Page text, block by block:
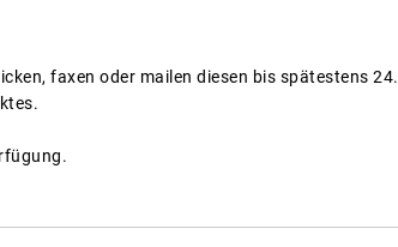
faxen oder mailen diesen bis spätestens 24.